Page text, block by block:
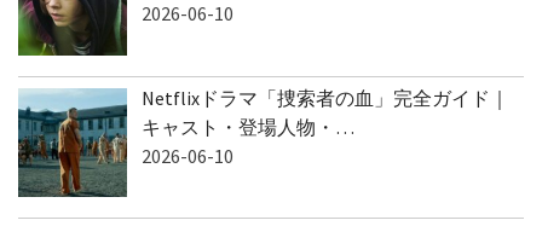
2026-06-10
Netflixドラマ「捜索者の血」完全ガイド｜
キャスト・登場人物・…
2026-06-10